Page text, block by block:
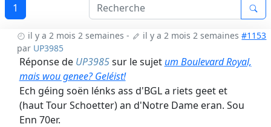
1
il y a 2 mois 2 semaines - il y a 2 mois 2 semaines #1153
par UP3985
Réponse de UP3985sur le sujetum Boulevard Royal,
mais wou genee? Geléist!
Ech géing soën lénks ass d'BGL a riets geet et
(haut Tour Schoetter) an d'Notre Dame eran. Sou
Enn 70er.